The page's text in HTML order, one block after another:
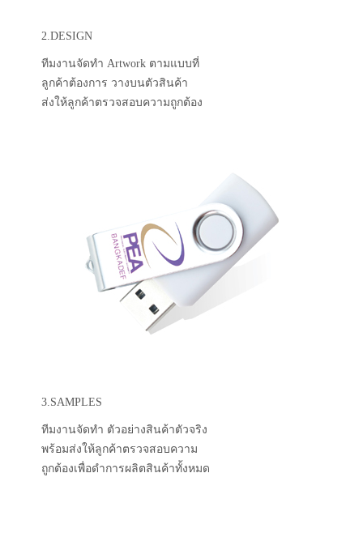
2.DESIGN
ทีมงานจัดทำ Artwork ตามแบบที่
ลูกค้าต้องการ วางบนตัวสินค้า
ส่งให้ลูกค้าตรวจสอบความถูกต้อง
3.SAMPLES
ทีมงานจัดทำ ตัวอย่างสินค้าตัวจริง
พร้อมส่งให้ลูกค้าตรวจสอบความ
ถูกต้องเพื่อดำการผลิตสินค้าทั้งหมด